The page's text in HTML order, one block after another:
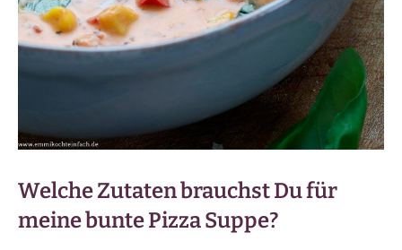
Welche Zutaten brauchst Du für
meine bunte Pizza Suppe?